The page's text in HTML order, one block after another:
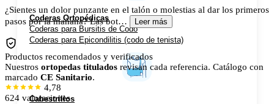
Coderas Ortopédicas
Coderas para Bursitis de Codo
Coderas para Epicondilitis (codo de tenista)
Cabestrillos
¿Sientes un dolor punzante en el talón o molestias al dar los primeros
pasos por la mañana? Las bot…
Leer más
Productos recomendados y verificados
Nuestros ortopedas titulados revisan cada referencia. Catálogo con
marcado CE Sanitario.
4,78
624 valoraciones